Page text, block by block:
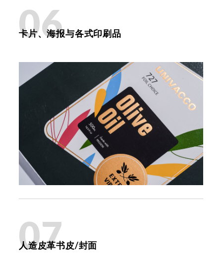
06
卡片、海报与各式印刷品
07
人造皮革书皮/封面